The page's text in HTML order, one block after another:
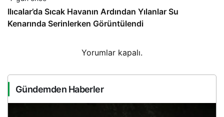
Ilıcalar’da Sıcak Havanın Ardından Yılanlar Su
Kenarında Serinlerken Görüntülendi
Yorumlar kapalı.
Gündemden Haberler